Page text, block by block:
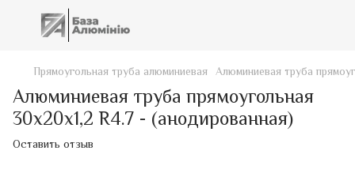
Прямоугольная труба алюминиевая Алюминиевая труба
Алюминиевая труба прямоугольная
30х20х1,2 R4.7 - (анодированная)
Оставить отзыв